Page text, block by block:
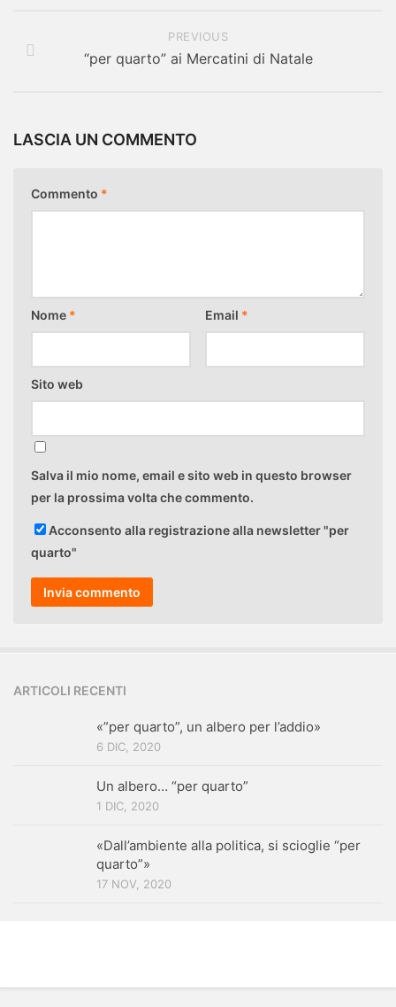
PREVIOUS
“per quarto” ai Mercatini di Natale
LASCIA UN COMMENTO
Commento *
Nome * Email *
Sito web
Salva il mio nome, email e sito web in questo browser
per la prossima volta che commento.
Acconsento alla registrazione alla newsletter "per
quarto"
ARTICOLI RECENTI
«”per quarto”, un albero per l’addio»
6 DIC, 2020
Un albero… “per quarto”
1 DIC, 2020
«Dall’ambiente alla politica, si scioglie “per
quarto”»
17 NOV, 2020